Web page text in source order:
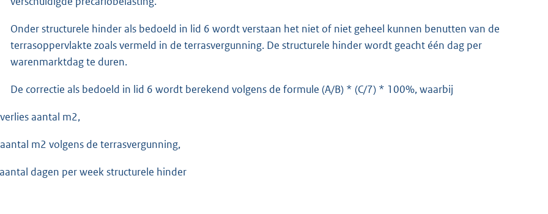
Onder structurele hinder als bedoeld in lid 6 wordt verstaan het niet of niet geheel kunnen benutten van de
terrasoppervlakte zoals vermeld in de terrasvergunning. De structurele hinder wordt geacht één dag per
warenmarktdag te duren.
De correctie als bedoeld in lid 6 wordt berekend volgens de formule (A/B) * (C/7) * 100%, waarbij
aantal m2,
m2 volgens de terrasvergunning,
dagen per week structurele hinder